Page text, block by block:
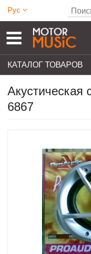
Рус
КАТАЛОГ ТОВАРОВ
Акустическая
6867